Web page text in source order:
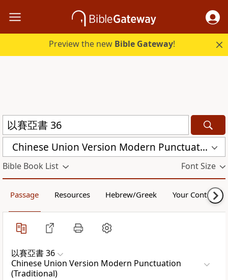
Preview the new Bible Gateway!
Chinese Union Version Modern Punctuation (Traditional) (CUVMPT)
Bible Book List Font Size
Passage Resources Hebrew/Greek Your Content
以賽亞書 36
Chinese Union Version Modern Punctuation
(Traditional)